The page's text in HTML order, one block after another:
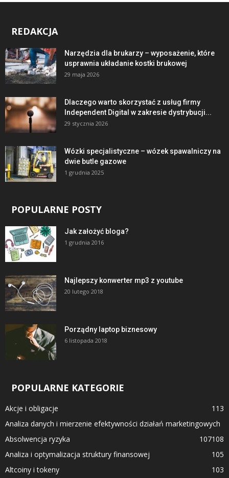
REDAKCJA
Narzędzia dla brukarzy – wyposażenie, które
usprawnia układanie kostki brukowej
29 maja 2026
Dlaczego warto skorzystać z usług firmy
Independent Digital w zakresie dystrybucji...
29 stycznia 2026
Wózki specjalistyczne – wózek spawalniczy na
dwie butle gazowe
1 grudnia 2025
POPULARNE POSTY
Jak założyć bloga?
1 grudnia 2016
Najlepszy konwerter mp3 z youtube
20 lutego 2018
Porządny laptop biznesowy
6 listopada 2018
POPULARNE KATEGORIE
Akcje i obligacje
113
Analiza danych i mierzenie efektywności działań marketingowych
108
Absolwencja ryzyka
107
Analiza i optymalizacja struktury finansowej
105
Altcoiny i tokeny
103